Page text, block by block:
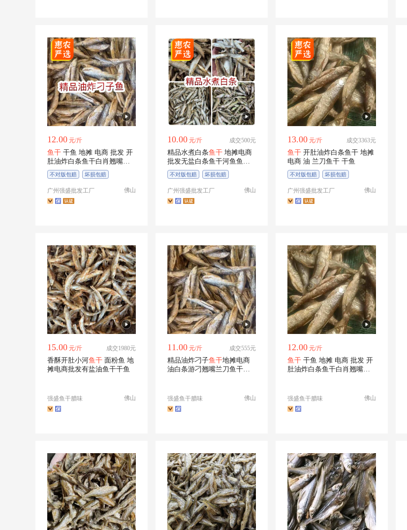
12.00 元/斤
鱼干 干鱼 地摊 电商 批发 开
肚油炸白条鱼干白肖翘嘴鱼
干
不对版包赔 坏损包赔
广州强盛批发工厂 佛山
10.00 元/斤 成交500元
精品水煮白条鱼干 地摊电商
批发无盐白条鱼干河鱼鱼仔
干货餐条鱼
不对版包赔 坏损包赔
广州强盛批发工厂 佛山
13.00 元/斤 成交3363元
鱼干 开肚油炸白条鱼干 地摊
电商 油 兰刀鱼干 干鱼
不对版包赔 坏损包赔
广州强盛批发工厂 佛山
15.00 元/斤 成交1980元
香酥开肚小河鱼干 面粉鱼 地
摊电商批发有盐油鱼干干鱼
强盛鱼干腊味 佛山
11.00 元/斤 成交555元
精品油炸刁子鱼干地摊电商
油白条游刁翘嘴兰刀鱼干干
强盛鱼干腊味 佛山
12.00 元/斤
鱼干 干鱼 地摊 电商 批发 开
肚油炸白条鱼干白肖翘嘴鱼
强盛鱼干腊味 佛山